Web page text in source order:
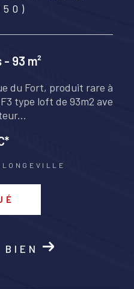
- 93 m²
du Fort, produit rare à
type loft de 93m2 ave
BIEN